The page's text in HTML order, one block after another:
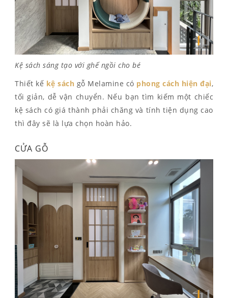
Kệ sách sáng tạo với ghế ngồi cho bé
Thiết kế kệ sách gỗ Melamine có phong cách hiện đại,
tối giản, dễ vận chuyển. Nếu bạn tìm kiếm một chiếc
kệ sách có giá thành phải chăng và tính tiện dụng cao
thì đây sẽ là lựa chọn hoàn hảo.
CỬA GỖ